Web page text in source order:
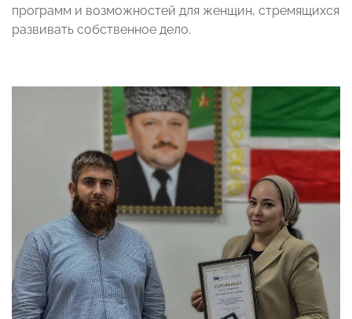
программ и возможностей для женщин, стремящихся
развивать собственное дело.